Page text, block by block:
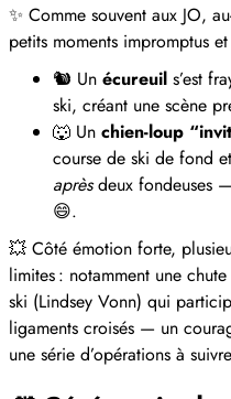
✨ Comme souvent aux JO,
petits moments impromptus
🐿️ Un écureuil s’est
ski, créant une scène
🐺 Un chien‑loup
course de ski de fond
aprèsdeux fondeuses
😄.
💥 Côté émotion forte,
limites : notamment une
ski (Lindsey Vonn) qui
ligaments croisés — un
une série d’opérations à